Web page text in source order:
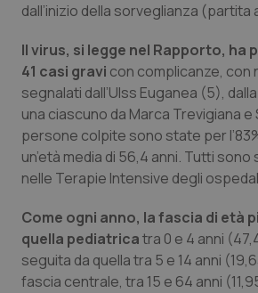
Lombardia
Marche
Molise
Piemonte
Provincia Autonoma di
Dolore
Donna & Salute
Epatiti
HIV
Ipertensione & Scompenso
dall’inizio della sorveglianza
Il virus, si legge nel Rapporto,
41 casi gravi con complicanze, con
segnalati dall’Ulss Euganea (5),
una ciascuno da Marca Trevigiana e
persone colpite sono state per
un’età media di 56,4 anni. Tutti
nelle Terapie Intensive degli
Come ogni anno, la fascia di età
quella pediatricatra 0 e 4 anni
seguita da quella tra 5 e 14 anni
fascia centrale, tra 15 e 64 anni